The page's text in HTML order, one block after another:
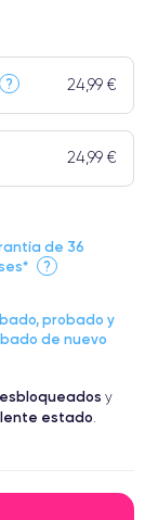
de 36
?
probado y
de nuevo
? 24,99 €
24,99 €
y
estado.